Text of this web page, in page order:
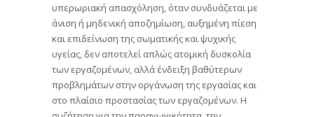
υπερωριακή απασχόληση, όταν συνδυάζεται με
άνιση ή μηδενική αποζημίωση, αυξημένη πίεση
και επιδείνωση της σωματικής και ψυχικής
υγείας, δεν αποτελεί απλώς ατομική δυσκολία
των εργαζομένων, αλλά ένδειξη βαθύτερων
προβλημάτων στην οργάνωση της εργασίας και
στο πλαίσιο προστασίας των εργαζομένων. Η